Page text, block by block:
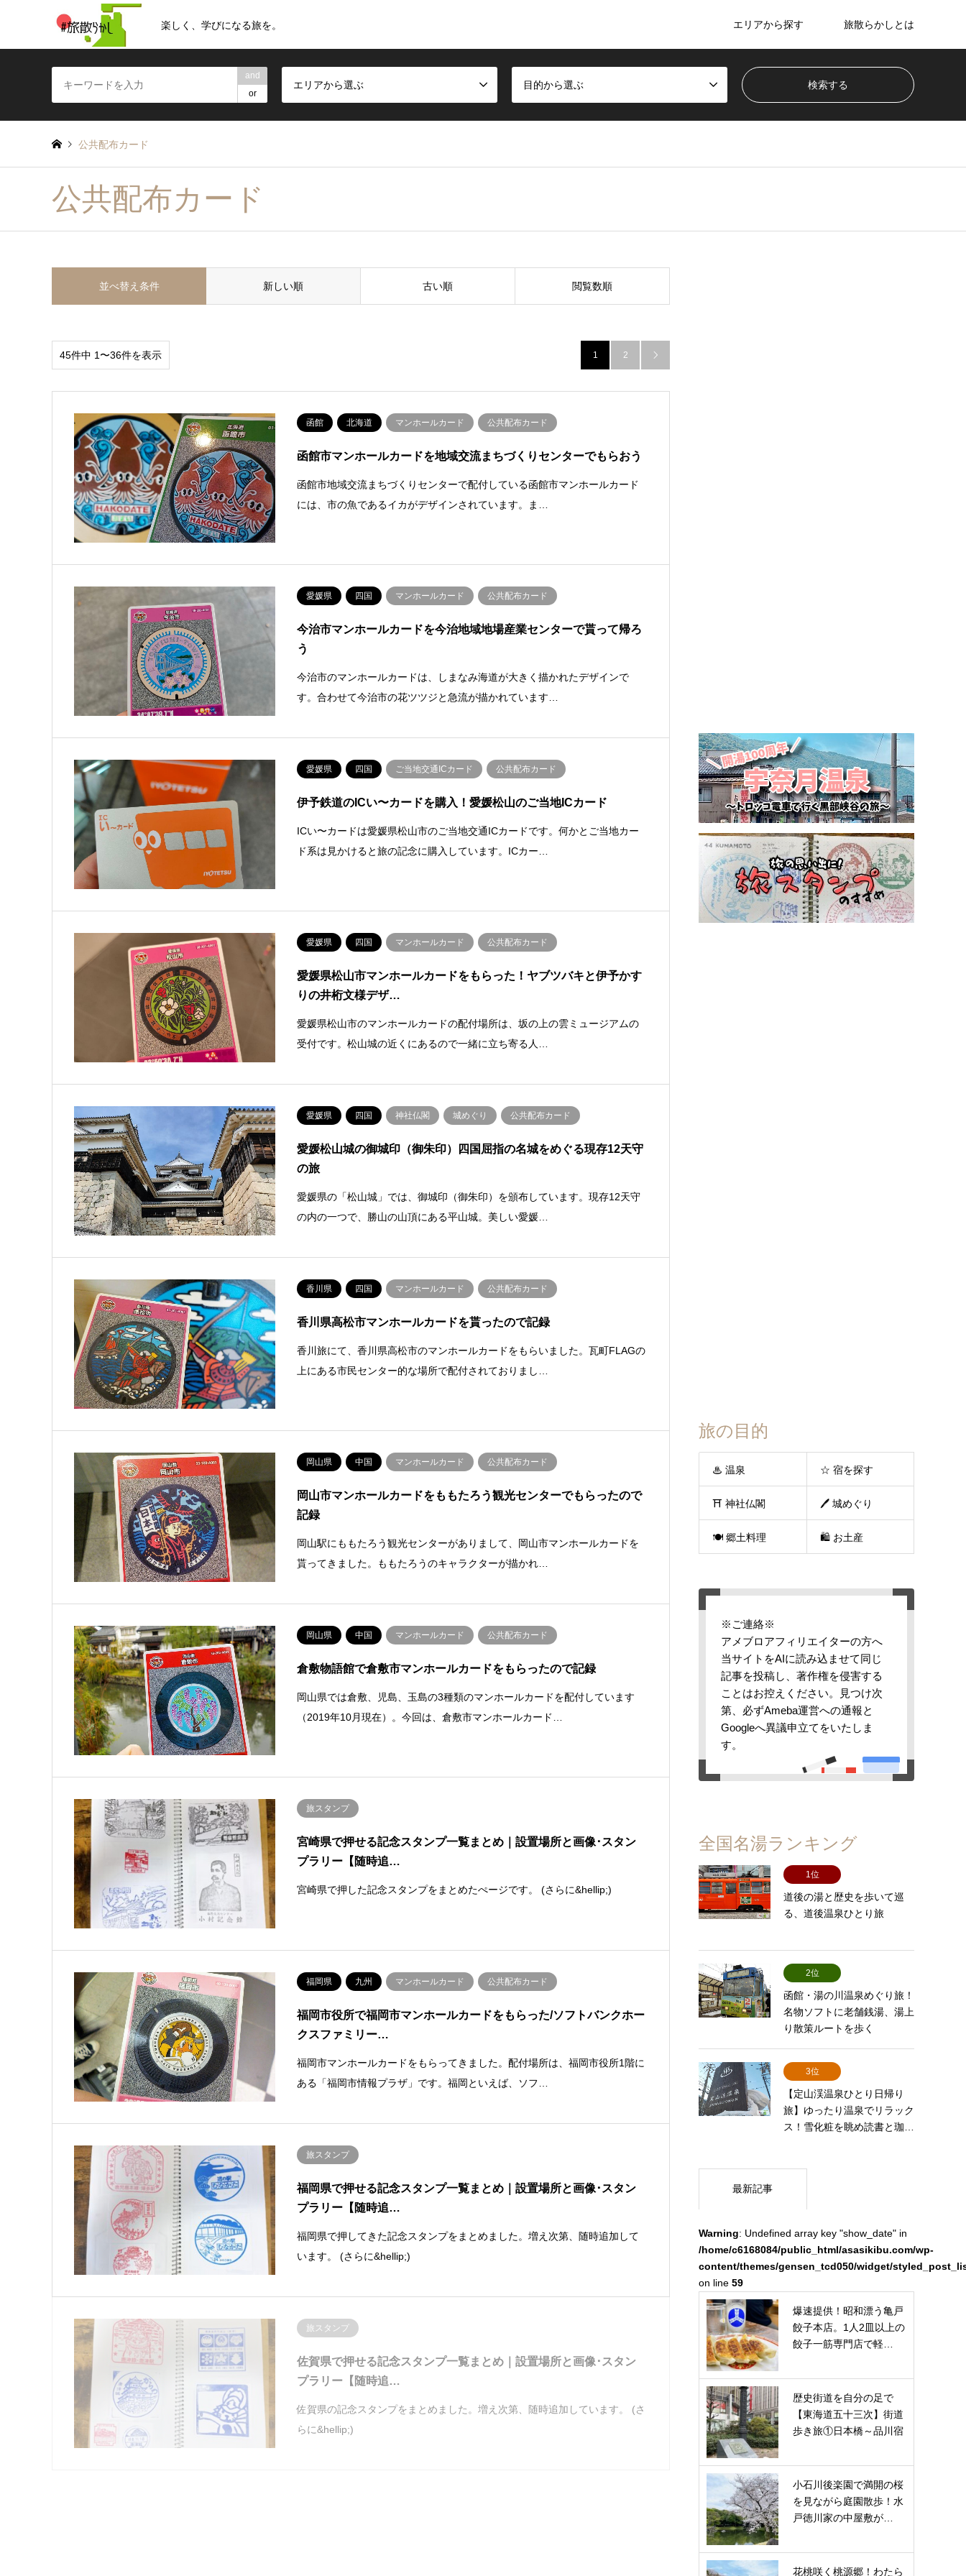
楽しく、学びになる旅を。 エリアから探す 旅散らかしとは
and
or
エリアから選ぶ 目的から選ぶ
公共配布カード
公共配布カード
並べ替え条件 新しい順 古い順 閲覧数順
45件中 1〜36件を表示 1 2 
函館 北海道 マンホールカード 公共配布カード
函館市マンホールカードを地域交流まちづくりセンターでもらおう
函館市地域交流まちづくりセンターで配付している函館市マンホールカード
には、市の魚であるイカがデザインされています。ま…
愛媛県 四国 マンホールカード 公共配布カード
今治市マンホールカードを今治地域地場産業センターで貰って帰ろ
う
今治市のマンホールカードは、しまなみ海道が大きく描かれたデザインで
す。合わせて今治市の花ツツジと急流が描かれています…
愛媛県 四国 ご当地交通ICカード 公共配布カード
伊予鉄道のICい〜カードを購入！愛媛松山のご当地ICカード
ICい〜カードは愛媛県松山市のご当地交通ICカードです。何かとご当地カー
ド系は見かけると旅の記念に購入しています。ICカー…
愛媛県 四国 マンホールカード 公共配布カード
愛媛県松山市マンホールカードをもらった！ヤブツバキと伊予かす
りの井桁文様デザ…
愛媛県松山市のマンホールカードの配付場所は、坂の上の雲ミュージアムの
受付です。松山城の近くにあるので一緒に立ち寄る人…
愛媛県 四国 神社仏閣 城めぐり 公共配布カード
愛媛松山城の御城印（御朱印）四国屈指の名城をめぐる現存12天守
の旅
愛媛県の「松山城」では、御城印（御朱印）を頒布しています。現存12天守
の内の一つで、勝山の山頂にある平山城。美しい愛媛…
香川県 四国 マンホールカード 公共配布カード
香川県高松市マンホールカードを貰ったので記録
香川旅にて、香川県高松市のマンホールカードをもらいました。瓦町FLAGの
上にある市民センター的な場所で配付されておりまし…
岡山県 中国 マンホールカード 公共配布カード
岡山市マンホールカードをももたろう観光センターでもらったので
記録
岡山駅にももたろう観光センターがありまして、岡山市マンホールカードを
貰ってきました。ももたろうのキャラクターが描かれ…
岡山県 中国 マンホールカード 公共配布カード
倉敷物語館で倉敷市マンホールカードをもらったので記録
岡山県では倉敷、児島、玉島の3種類のマンホールカードを配付しています
（2019年10月現在）。今回は、倉敷市マンホールカード…
旅スタンプ
宮崎県で押せる記念スタンプ一覧まとめ｜設置場所と画像･スタン
プラリー【随時追…
宮崎県で押した記念スタンプをまとめたぺージです。 (さらに&hellip;)
福岡県 九州 マンホールカード 公共配布カード
福岡市役所で福岡市マンホールカードをもらった/ソフトバンクホー
クスファミリー…
福岡市マンホールカードをもらってきました。配付場所は、福岡市役所1階に
ある「福岡市情報プラザ」です。福岡といえば、ソフ…
旅スタンプ
福岡県で押せる記念スタンプ一覧まとめ｜設置場所と画像･スタン
プラリー【随時追…
福岡県で押してきた記念スタンプをまとめました。増え次第、随時追加して
います。 (さらに&hellip;)
旅スタンプ
佐賀県で押せる記念スタンプ一覧まとめ｜設置場所と画像･スタン
プラリー【随時追…
佐賀県の記念スタンプをまとめました。増え次第、随時追加しています。 (さ
らに&hellip;)
旅の目的
♨ 温泉 ☆ 宿を探す
⛩ 神社仏閣 🖊 城めぐり
🍽 郷土料理 🛍 お土産
※ご連絡※
アメブロアフィリエイターの方へ
当サイトをAIに読み込ませて同じ
記事を投稿し、著作権を侵害する
ことはお控えください。見つけ次
第、必ずAmeba運営への通報と
Googleへ異議申立てをいたしま
す。
全国名湯ランキング
1位
道後の湯と歴史を歩いて巡
る、道後温泉ひとり旅
2位
函館・湯の川温泉めぐり旅！
名物ソフトに老舗銭湯、湯上
り散策ルートを歩く
3位
【定山渓温泉ひとり日帰り
旅】ゆったり温泉でリラック
ス！雪化粧を眺め読書と珈…
最新記事
Warning: Undefined array key "show_date" in
/home/c6168084/public_html/asasikibu.com/wp-
content/themes/gensen_tcd050/widget/
on line 59
爆速提供！昭和漂う亀戸
餃子本店。1人2皿以上の
餃子一筋専門店で軽…
歴史街道を自分の足で
【東海道五十三次】街道
歩き旅①日本橋～品川宿
小石川後楽園で満開の桜
を見ながら庭園散歩！水
戸徳川家の中屋敷が…
花桃咲く桃源郷！わたら